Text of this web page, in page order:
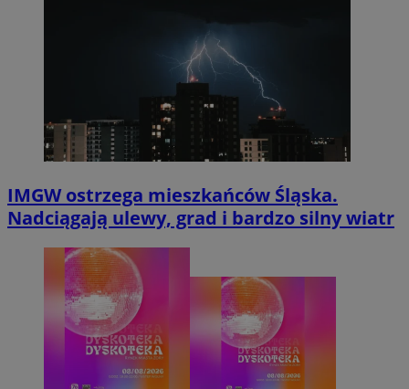
IMGW ostrzega mieszkańców Śląska.
Nadciągają ulewy, grad i bardzo silny wiatr